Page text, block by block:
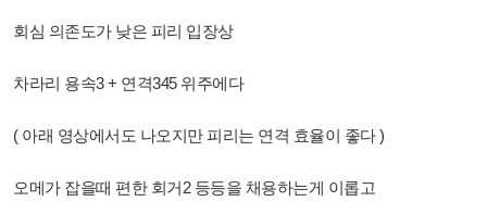
회심 의존도가 낮은 피리 입장상
차라리 용속3 + 연격345 위주에다
( 아래 영상에서도 나오지만 피리는 연격 효율이 좋다 )
오메가 잡을때 편한 회거2 등등을 채용하는게 이롭고